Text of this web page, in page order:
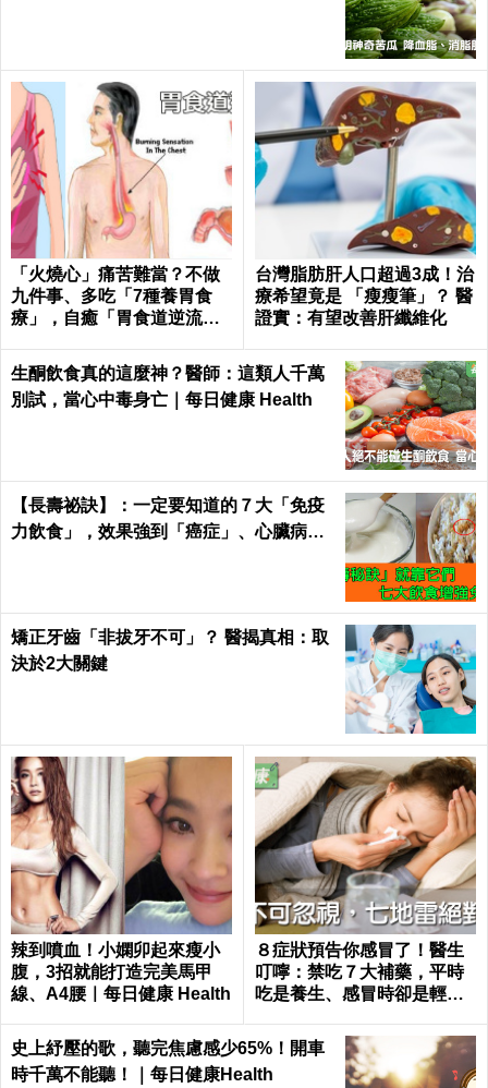
「火燒心」痛苦難當？不做
九件事、多吃「7種養胃食
療」，自癒「胃食道逆流」
台灣脂肪肝人口超過3成！治
療希望竟是 「瘦瘦筆」？ 醫
證實：有望改善肝纖維化
生酮飲食真的這麼神？醫師：這類人千萬
別試，當心中毒身亡｜每日健康 Health
【長壽祕訣】：一定要知道的７大「免疫
力飲食」，效果強到「癌症」、心臟病、
矯正牙齒「非拔牙不可」？ 醫揭真相：取
決於2大關鍵
辣到噴血！小嫻卯起來瘦小
腹，3招就能打造完美馬甲
線、A4腰｜每日健康 Health
８症狀預告你感冒了！醫生
叮嚀：禁吃７大補藥，平時
吃是養生、感冒時卻是輕生
史上紓壓的歌，聽完焦慮感少65%！開車
時千萬不能聽！｜每日健康Health